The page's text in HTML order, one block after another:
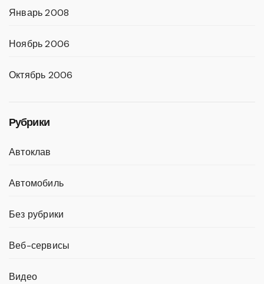
Январь 2008
Ноябрь 2006
Октябрь 2006
Рубрики
Автоклав
Автомобиль
Без рубрики
Веб-сервисы
Видео